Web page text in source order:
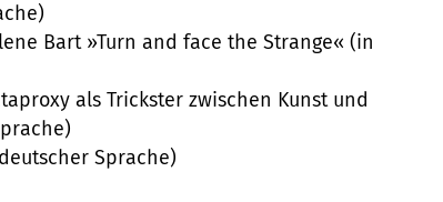
Bart »Turn and face the Strange« (in
als Trickster zwischen Kunst und
Sprache)